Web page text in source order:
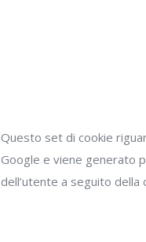
Questo set di cookie
Google e viene generato
dell’utente a seguito